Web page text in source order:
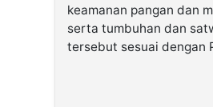
keamanan pangan dan
serta tumbuhan dan
tersebut sesuai dengan